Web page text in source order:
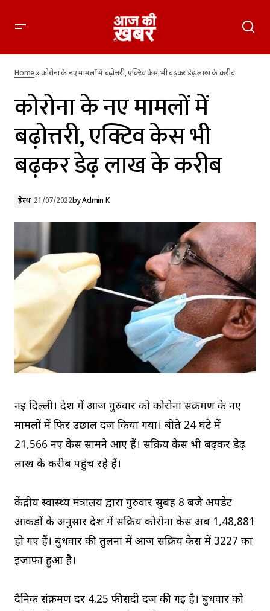
करीब
Home»कोरोना के नए मामलों में बढ़ोत्तरी, एक्टिव केस भी बढ़कर डेढ़ लाख के करीब
कोरोना के नए मामलों में
बढ़ोत्तरी, एक्टिव केस भी
बढ़कर डेढ़ लाख के करीब
हेल्थ 21/07/2022byAdmin K
नई दिल्ली। देश में आज गुरुवार को कोरोना संक्रमण के नए
मामलों में फिर उछाल दर्ज किया गया। बीते 24 घंटे में
21,566 नए केस सामने आए हैं। सक्रिय केस भी बढ़कर डेढ़
लाख के करीब पहुंच रहे हैं।
केंद्रीय स्वास्थ्य मंत्रालय द्वारा गुरुवार सुबह 8 बजे अपडेट
आंकड़ों के अनुसार देश में सक्रिय कोरोना केस अब 1,48,881
हो गए हैं। बुधवार की तुलना में आज सक्रिय केस में 3227 का
इजाफा हुआ है।
दैनिक संक्रमण दर 4.25 फीसदी दर्ज की गई है। बुधवार को